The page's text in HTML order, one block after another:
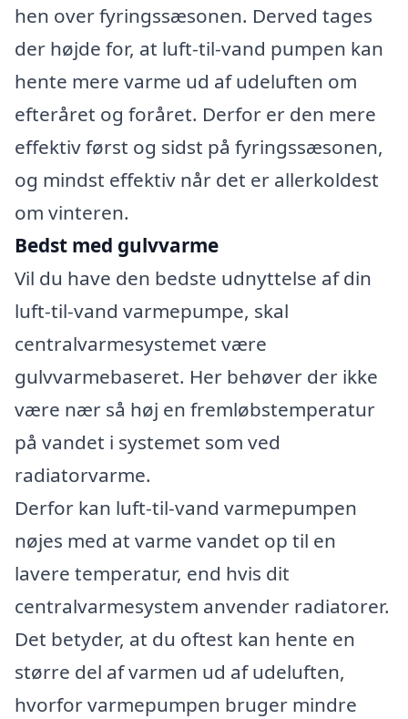
hen over fyringssæsonen. Derved tages
der højde for, at luft-til-vand pumpen kan
hente mere varme ud af udeluften om
efteråret og foråret. Derfor er den mere
effektiv først og sidst på fyringssæsonen,
og mindst effektiv når det er allerkoldest
om vinteren.
Bedst med gulvvarme
Vil du have den bedste udnyttelse af din
luft-til-vand varmepumpe, skal
centralvarmesystemet være
gulvvarmebaseret. Her behøver der ikke
være nær så høj en fremløbstemperatur
på vandet i systemet som ved
radiatorvarme.
Derfor kan luft-til-vand varmepumpen
nøjes med at varme vandet op til en
lavere temperatur, end hvis dit
centralvarmesystem anvender radiatorer.
Det betyder, at du oftest kan hente en
større del af varmen ud af udeluften,
hvorfor varmepumpen bruger mindre